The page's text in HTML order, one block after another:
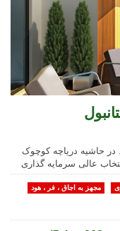
در حاشیه دریاچه کوچوک
عالی سرمایه گذاری
مجهز به اجاق ، فر ، هود